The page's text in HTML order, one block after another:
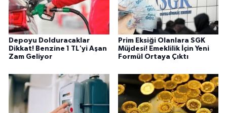
Depoyu Dolduracaklar
Dikkat! Benzine 1 TL'yi Aşan
Zam Geliyor
Prim Eksiği Olanlara SGK
Müjdesi! Emeklilik İçin Yeni
Formül Ortaya Çıktı